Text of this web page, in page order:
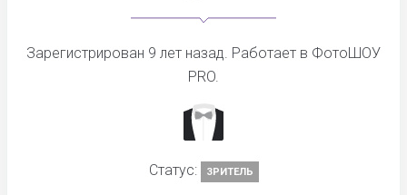
Зарегистрирован 9 лет назад. Работает в ФотоШОУ
PRO.
Статус: ЗРИТЕЛЬ